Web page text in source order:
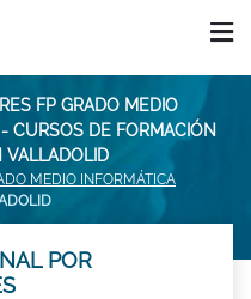
FP GRADO MEDIO
CURSOS DE FORMACIÓN
VALLADOLID
MEDIO INFORMÁTICA
POR